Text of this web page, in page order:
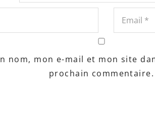
nom, mon e-mail et mon site
prochain commentaire.